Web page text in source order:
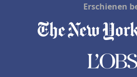
Erschienen